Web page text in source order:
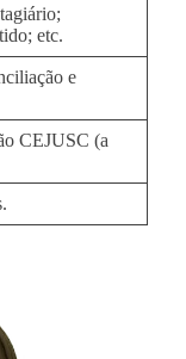
etc.
e
CEJUSC (a